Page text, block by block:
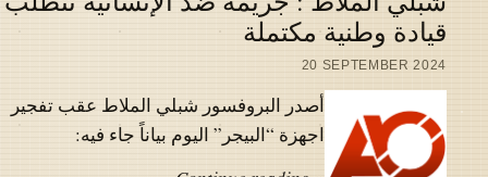
قيادة وطنية مكتملة
20 SEPTEMBER 2024
أصدر البروفسور شبلي الملاط عقب تفجير
اجهزة “البيجر” اليوم بياناً جاء فيه: